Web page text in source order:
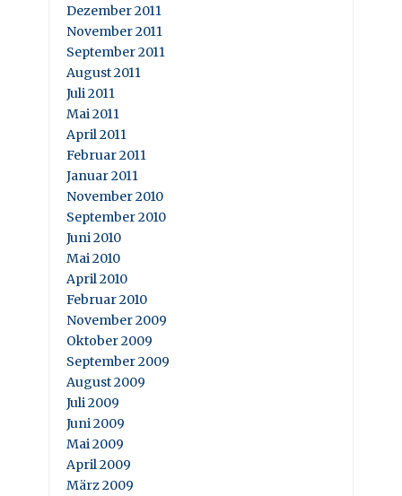
Dezember 2011
November 2011
September 2011
August 2011
Juli 2011
Mai 2011
April 2011
Februar 2011
Januar 2011
November 2010
September 2010
Juni 2010
Mai 2010
April 2010
Februar 2010
November 2009
Oktober 2009
September 2009
August 2009
Juli 2009
Juni 2009
Mai 2009
April 2009
März 2009